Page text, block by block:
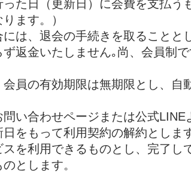
た日（更新日）に会費を支払う
ます。）
は、退会の手続きを取ることと
返金いたしません｡尚、会員制
員の有効期限は無期限とし、自
い合わせページまたは公式LINE
をもって利用契約の解約としま
スを利用できるものとし、完了し
とします。